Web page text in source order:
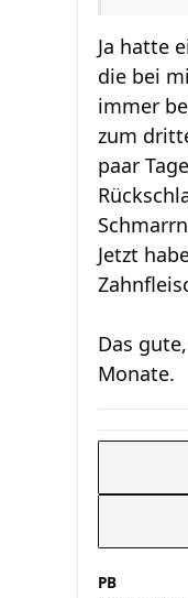
Ja hatte
die bei
immer
zum
paar
Jetzt
Das
Monate.
PB